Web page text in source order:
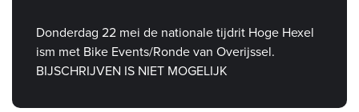
Donderdag 22 mei de nationale tijdrit Hoge Hexel
ism met Bike Events/Ronde van Overijssel.
BIJSCHRIJVEN IS NIET MOGELIJK